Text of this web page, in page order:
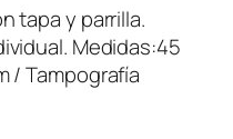
tapa y parrilla.
Medidas:45
/ Tampografía